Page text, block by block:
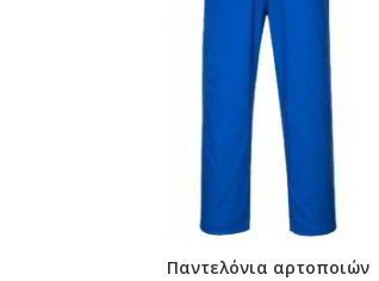
Παντελόνια αρτοποιών